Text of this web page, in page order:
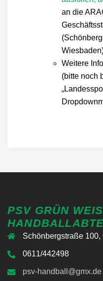
an die
Weitere
(bitte noch
PSV GRÜN
Schönbergstraße
0611/442498
psv-handball@gmx.de